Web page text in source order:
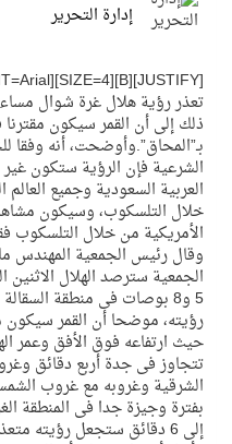
إدارة التحرير
ذلك إلى أن القمر سيكون
بـ”المحاق”.وأوضحت، أنه وفقا
الشرعية فإن الرؤية ستكون
العربية السعودية وجميع
خلال التلسكوب، وسيكون
الأمريكية من خلال التلسكوب
وقال رئيس الجمعية المهندس
الجمعية سترصد الهلال
5 و8 بوصات فى منطقة
رؤيته، موضحا أن القمر
حيث ارتفاعه فوق الأفق وعمر
تتجاوز فى جدة أربع دقائق
الشرقية وغروبه مع غروب
إلى 6 دقائق ستجعل رؤيته متعذرة.